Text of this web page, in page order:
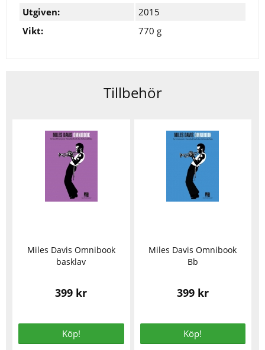
Utgiven:
2015
Vikt:
770 g
Tillbehör
Miles Davis Omnibook
basklav
399 kr
Köp!
Miles Davis Omnibook
Bb
399 kr
Köp!